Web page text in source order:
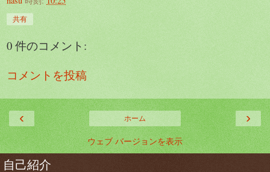
共有
0 件のコメント:
コメントを投稿
‹ ›
ホーム
ウェブ バージョンを表示
自己紹介